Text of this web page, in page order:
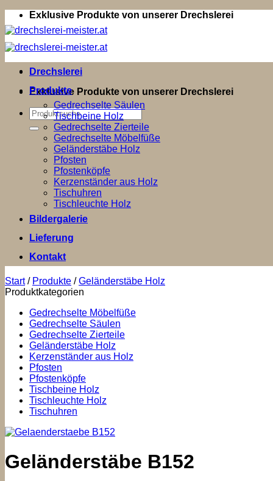
Zum
Inhalt
springen
Exklusive Produkte von unserer Drechslerei
Exklusive Produkte von unserer Drechslerei
Suchen
nach:
Drechslerei
Produkte
Gedrechselte Säulen
Tischbeine Holz
Gedrechselte Zierteile
Gedrechselte Möbelfüße
Geländerstäbe Holz
Pfosten
Pfostenköpfe
Kerzenständer aus Holz
Tischuhren
Tischleuchte Holz
Bildergalerie
Lieferung
Kontakt
Start / Produkte / Geländerstäbe Holz
Produktkategorien
Gedrechselte Möbelfüße
Gedrechselte Säulen
Gedrechselte Zierteile
Geländerstäbe Holz
Kerzenständer aus Holz
Pfosten
Pfostenköpfe
Tischbeine Holz
Tischleuchte Holz
Tischuhren
Geländerstäbe B152